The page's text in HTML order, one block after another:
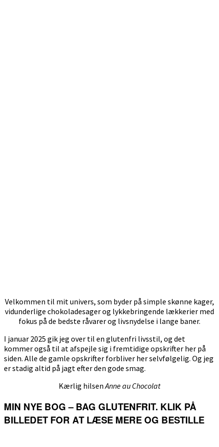
Velkommen til mit univers, som byder på simple skønne kager,
vidunderlige chokoladesager og lykkebringende lækkerier med
fokus på de bedste råvarer og livsnydelse i lange baner.
I januar 2025 gik jeg over til en glutenfri livsstil, og det
kommer også til at afspejle sig i fremtidige opskrifter her på
siden. Alle de gamle opskrifter forbliver her selvfølgelig. Og jeg
er stadig altid på jagt efter den gode smag.
Kærlig hilsenAnne au Chocolat
MIN NYE BOG – BAG GLUTENFRIT. KLIK PÅ
BILLEDET FOR AT LÆSE MERE OG BESTILLE